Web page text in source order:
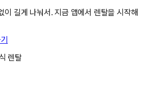
이 길게 나눠서. 지금 앱에서 렌탈을 시작해
렌탈